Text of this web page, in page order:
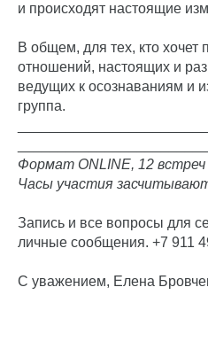
и происходят настоящие
В общем, для тех, кто хочет
отношений, настоящих и
ведущих к осознаваниям и
группа.
Формат ONLINE, 12 встреч
Часы участия
Запись и все вопросы для
личные сообщения. +7 911
С уважением, Елена